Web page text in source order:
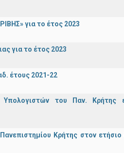
για το έτος 2023
για το έτος 2023
έτους 2021-22
Υπολογιστών του Παν.
Κρήτης στον